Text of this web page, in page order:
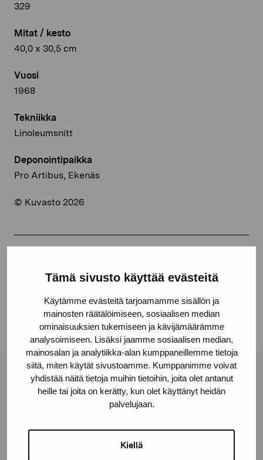
Tämä sivusto käyttää evästeitä
Käytämme evästeitä tarjoamamme sisällön ja
mainosten räätälöimiseen, sosiaalisen median
ominaisuuksien tukemiseen ja kävijämäärämme
analysoimiseen. Lisäksi jaamme sosiaalisen median,
mainosalan ja analytiikka-alan kumppaneillemme tietoja
siitä, miten käytät sivustoamme. Kumppanimme voivat
yhdistää näitä tietoja muihin tietoihin, joita olet antanut
heille tai joita on kerätty, kun olet käyttänyt heidän
palvelujaan.
Kiellä
329
Mitat / kesto
40,0 x 30,5 cm
Vuosi
1968
Tekniikka
Linoleumsnitt
Deponointipaikka
Pro Artibus, Ekenäs
© Kuvasto 2026
Facebook
Linkedin
Pro Artibus -säätiö